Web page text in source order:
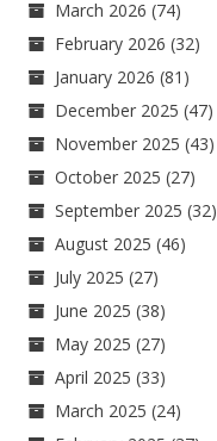
March 2026 (74)
February 2026 (32)
January 2026 (81)
December 2025 (47)
November 2025 (43)
October 2025 (27)
September 2025 (32)
August 2025 (46)
July 2025 (27)
June 2025 (38)
May 2025 (27)
April 2025 (33)
March 2025 (24)